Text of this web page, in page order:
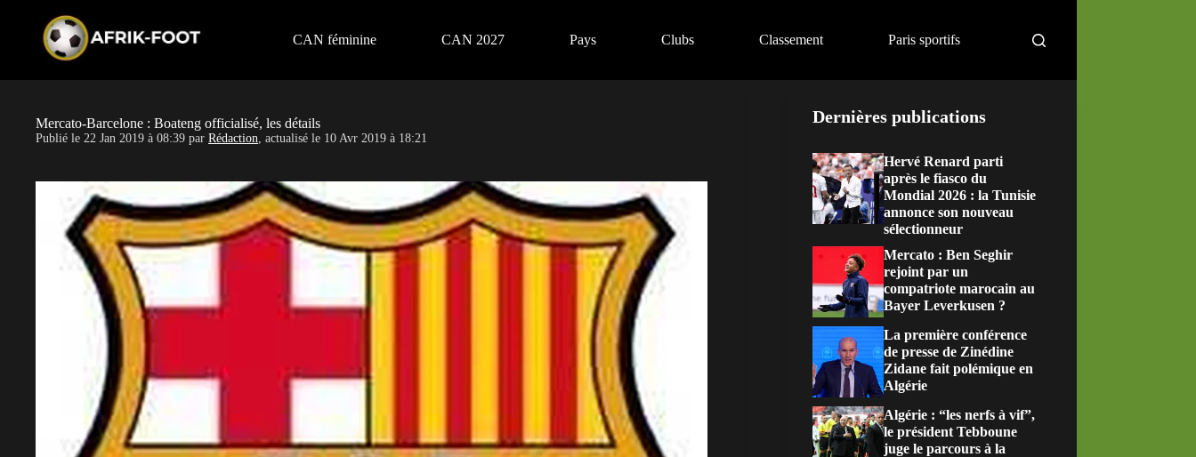
CAN féminine CAN 2027 Pays Clubs Classement Paris sportifs
Mercato-Barcelone : Boateng officialisé, les détails
Publié le 22 Jan 2019 à 08:39 par Rédaction, actualisé le 10 Avr 2019 à 18:21
Dernières publications
Hervé Renard parti
après le fiasco du
Mondial 2026 : la Tunisie
annonce son nouveau
sélectionneur
Mercato : Ben Seghir
rejoint par un
compatriote marocain au
Bayer Leverkusen ?
La première conférence
de presse de Zinédine
Zidane fait polémique en
Algérie
Algérie : “les nerfs à vif”,
le président Tebboune
juge le parcours à la